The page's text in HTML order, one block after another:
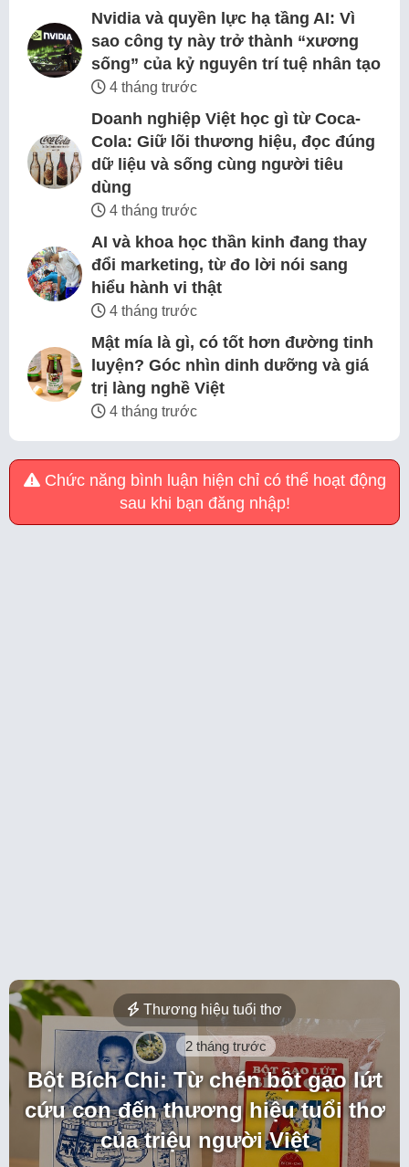
Nvidia và quyền lực hạ tầng AI: Vì
sao công ty này trở thành “xương
sống” của kỷ nguyên trí tuệ nhân tạo
4 tháng trước
Doanh nghiệp Việt học gì từ Coca-
Cola: Giữ lõi thương hiệu, đọc đúng
dữ liệu và sống cùng người tiêu
dùng
4 tháng trước
AI và khoa học thần kinh đang thay
đổi marketing, từ đo lời nói sang
hiểu hành vi thật
4 tháng trước
Mật mía là gì, có tốt hơn đường tinh
luyện? Góc nhìn dinh dưỡng và giá
trị làng nghề Việt
4 tháng trước
Chức năng bình luận hiện chỉ có thể hoạt động
sau khi bạn đăng nhập!
Thương hiệu tuổi thơ
2 tháng trước
Bột Bích Chi: Từ chén bột gạo lứt
cứu con đến thương hiệu tuổi thơ
của triệu người Việt